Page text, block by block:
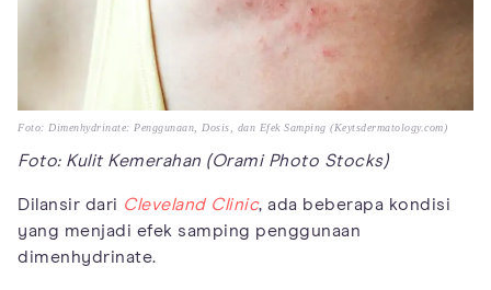
Foto: Dimenhydrinate: Penggunaan, Dosis, dan Efek Samping (Keytsdermatology.com)
Foto: Kulit Kemerahan (Orami Photo Stocks)
Dilansir dari Cleveland Clinic, ada beberapa kondisi
yang menjadi efek samping penggunaan
dimenhydrinate.